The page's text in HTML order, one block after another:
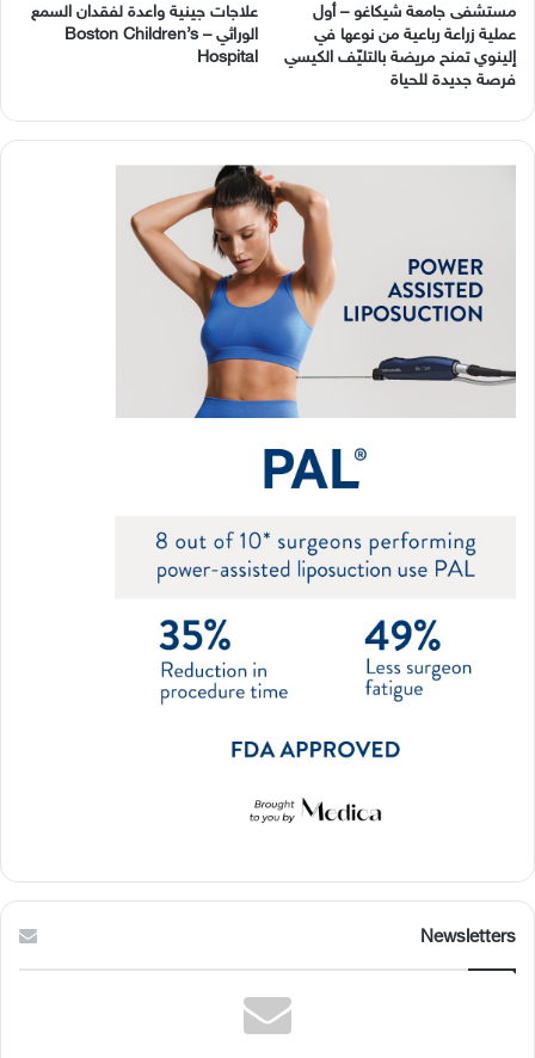
مستشفى جامعة شيكاغو – أول
عملية زراعة رباعية من نوعها في
إلينوي تمنح مريضة بالتليّف الكيسي
فرصة جديدة للحياة
‬الوراثي – Boston Children’s
Hospital
Newsletters